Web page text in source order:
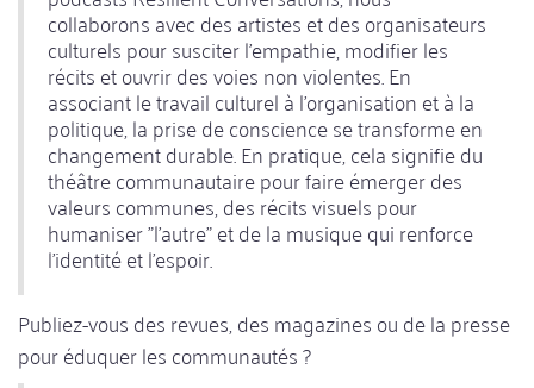
collaborons avec des artistes et des organisateurs
culturels pour susciter l'empathie, modifier les
récits et ouvrir des voies non violentes. En
associant le travail culturel à l'organisation et à la
politique, la prise de conscience se transforme en
changement durable. En pratique, cela signifie du
théâtre communautaire pour faire émerger des
valeurs communes, des récits visuels pour
humaniser "l'autre" et de la musique qui renforce
l'identité et l'espoir.
Publiez-vous des revues, des magazines ou de la presse
pour éduquer les communautés ?